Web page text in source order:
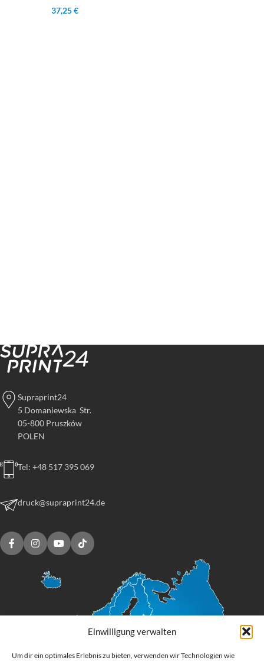
Einwilligung verwalten
Um dir ein optimales Erlebnis zu bieten, verwenden wir Technologien wie
37,25 €
Supraprint24
5 Domaniewska Str.
05-800 Pruszków
POLEN
Tel: +48 517 395 069
druck@supraprint24.de